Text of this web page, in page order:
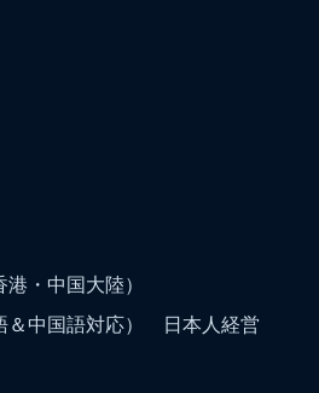
・中国大陸）
＆中国語対応） 日本人経営